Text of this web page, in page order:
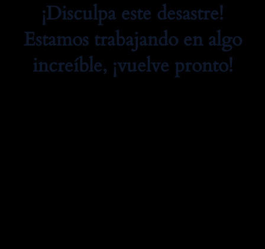
¡Disculpa este desastre!
Estamos trabajando en algo
increíble, ¡vuelve pronto!